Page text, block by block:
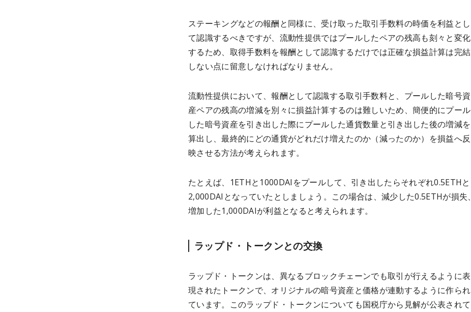
ステーキングなどの報酬と同様に、受け取った取引手数料の時価を利益とし
て認識するべきですが、流動性提供ではプールしたペアの残高も刻々と変化
するため、取得手数料を報酬として認識するだけでは正確な損益計算は完結
しない点に留意しなければなりません。
流動性提供において、報酬として認識する取引手数料と、プールした暗号資
産ペアの残高の増減を別々に損益計算するのは難しいため、簡便的にプール
した暗号資産を引き出した際にプールした通貨数量と引き出した後の増減を
算出し、最終的にどの通貨がどれだけ増えたのか（減ったのか）を損益へ反
映させる方法が考えられます。
たとえば、1ETHと1000DAIをプールして、引き出したらそれぞれ0.5ETHと
2,000DAIとなっていたとしましょう。この場合は、減少した0.5ETHが損失、
増加した1,000DAIが利益となると考えられます。
ラップド・トークンとの交換
ラップド・トークンは、異なるブロックチェーンでも取引が行えるように表
現されたトークンで、オリジナルの暗号資産と価格が連動するように作られ
ています。このラップド・トークンについても国税庁から見解が公表されて